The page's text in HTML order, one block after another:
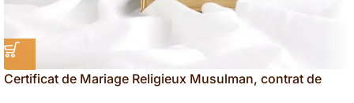
Certificat de Mariage Religieux Musulman, contrat de